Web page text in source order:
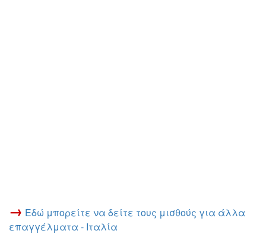
→ Εδώ μπορείτε να δείτε τους μισθούς για άλλα
επαγγέλματα - Ιταλία